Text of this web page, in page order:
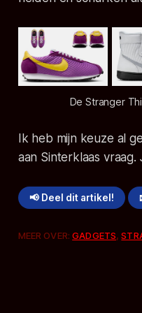
De Stranger
Ik heb mijn keuze al
aan Sinterklaas vraag.
📢 Deel dit artikel!
MEER OVER:GADGETS,